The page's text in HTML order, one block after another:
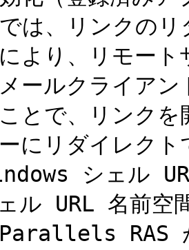
は、リンクの
より、リモー
ールクライア
とで、リンク
にリダイレクト
URL 名前空
Parallels RAS